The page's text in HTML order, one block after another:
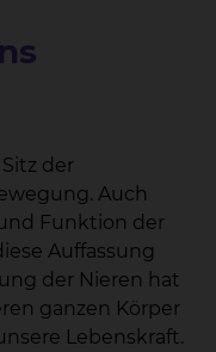
der
Auch
Funktion der
Auffassung
der Nieren hat
ganzen Körper
Lebenskraft.